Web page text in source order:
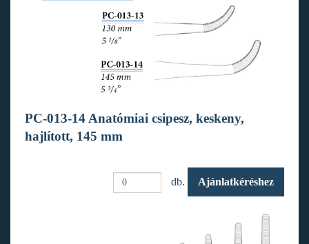
PC-013-14 Anatómiai csipesz, keskeny,
hajlított, 145 mm
db. Ajánlatkéréshez